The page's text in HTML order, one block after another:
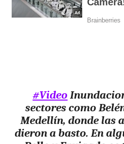
#Video
sectores como
Medellín, donde las
dieron a basto. En